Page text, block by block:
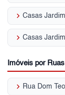
keyboard_arrow_right Casas
keyboard_arrow_right Casas
Imóveis por Ruas
keyboard_arrow_right Rua Dom